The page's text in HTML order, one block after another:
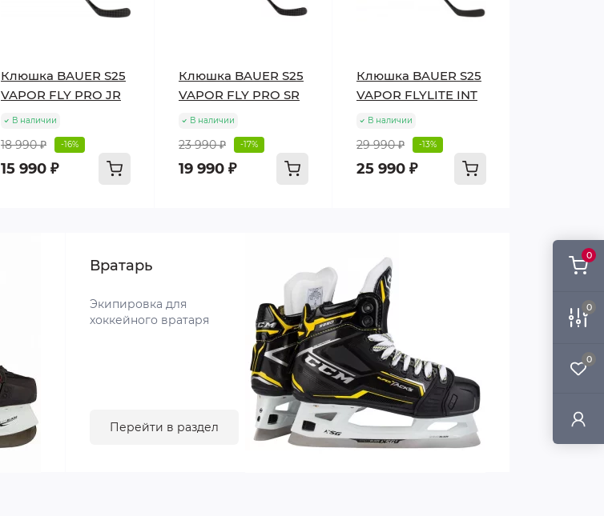
0
0
0
Клюшка BAUER S25
VAPOR FLY PRO JR
В наличии
18 990 ₽ -16%
15 990 ₽
Клюшка BAUER S25
VAPOR FLY PRO SR
В наличии
23 990 ₽ -17%
19 990 ₽
Клюшка BAUER S25
VAPOR FLYLITE INT
В наличии
29 990 ₽ -13%
25 990 ₽
Вратарь
Экипировка для
хоккейного вратаря
Перейти в раздел